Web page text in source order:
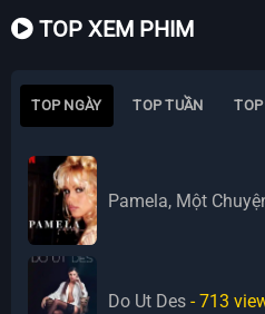
TOP XEM PHIM
TOP NGÀY TOP TUẦN
Pamela, Một
Do Ut Des - 713